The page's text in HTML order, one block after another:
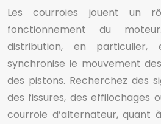
Les courroies jouent un
fonctionnement du
distribution, en
synchronise le mouvement
des pistons. Recherchez des
des fissures, des effilochages
courroie d’alternateur, quant